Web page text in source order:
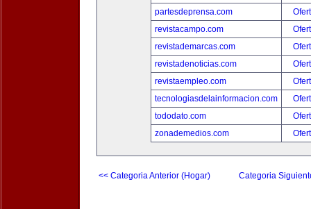
partesdeprensa.com
revistacampo.com
revistademarcas.com
revistadenoticias.com
revistaempleo.com
tecnologiasdelainformacion.com
tododato.com
zonademedios.com
<< Categoria Anterior (Hogar) Categoria